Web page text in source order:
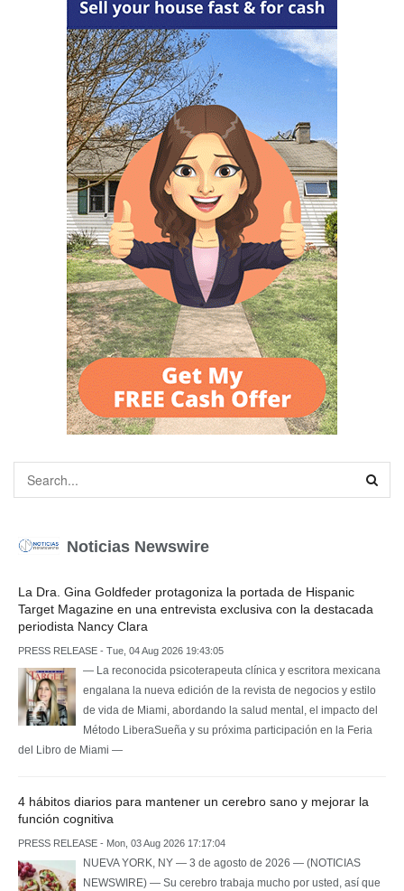
Noticias Newswire
La Dra. Gina Goldfeder protagoniza la portada de Hispanic
Target Magazine en una entrevista exclusiva con la destacada
periodista Nancy Clara
PRESS RELEASE - Tue, 04 Aug 2026 19:43:05
— La reconocida psicoterapeuta clínica y escritora mexicana
engalana la nueva edición de la revista de negocios y estilo
de vida de Miami, abordando la salud mental, el impacto del
Método LiberaSueña y su próxima participación en la Feria
del Libro de Miami —
4 hábitos diarios para mantener un cerebro sano y mejorar la
función cognitiva
PRESS RELEASE - Mon, 03 Aug 2026 17:17:04
NUEVA YORK, NY — 3 de agosto de 2026 — (NOTICIAS
NEWSWIRE) — Su cerebro trabaja mucho por usted, así que